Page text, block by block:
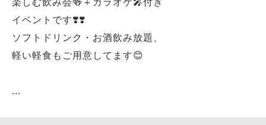
イベントです❣️❣️
ソフトドリンク・お酒飲み放題、
軽い軽食もご用意してます😊
...